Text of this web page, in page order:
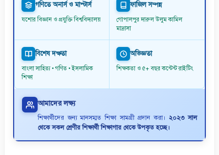
গণিতে অনার্স ও মাস্টার্স
যশোর বিজ্ঞান ও প্রযুক্তি বিশ্ববিদ্যালয়
ফাজিল সম্পন্ন
গোপালপুর দারুল উলুম কামিল
মাদ্রাসা
বিশেষ দক্ষতা
বাংলা সাহিত্য • গণিত • ইসলামিক
শিক্ষা
অভিজ্ঞতা
শিক্ষকতা ও ৫+ বছর কন্টেন্ট রাইটিং
আমাদের লক্ষ্য
শিক্ষার্থীদের জন্য মানসম্মত শিক্ষা সামগ্রী প্রদান করা। ২০২৩ সাল
থেকে সকল শ্রেণীর শিক্ষার্থী শিক্ষাগার থেকে উপকৃত হচ্ছে।